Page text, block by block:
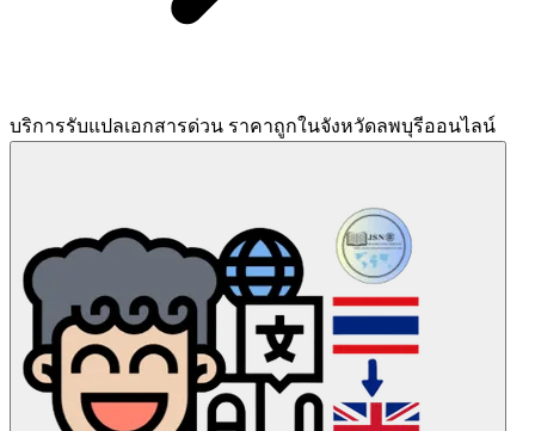
บริการรับแปลเอกสารด่วน ราคาถูกในจังหวัดลพบุรีออนไลน์